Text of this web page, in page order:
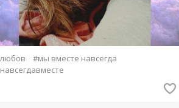
#мы вместе навсегда